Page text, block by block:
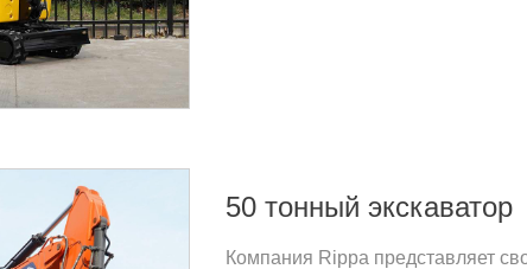
50 тонный экскаватор
Компания Rippa представляет